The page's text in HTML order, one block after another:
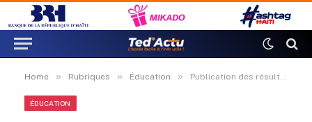
Home » Rubriques » Éducation » Publication des résultats du bac permanent pour les sept derniers départements
ÉDUCATION